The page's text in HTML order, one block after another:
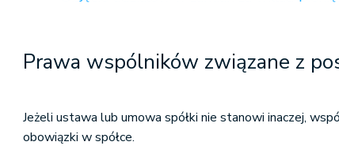
Prawa wspólników związane z
Jeżeli ustawa lub umowa spółki nie stanowi inaczej,
obowiązki w spółce.